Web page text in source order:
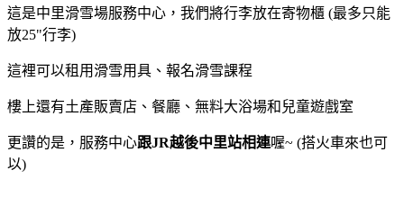
這是中里滑雪場服務中心，我們將行李放在寄物櫃 (最多只能
放25"行李)
這裡可以租用滑雪用具、報名滑雪課程
樓上還有土產販賣店、餐廳、無料大浴場和兒童遊戲室
更讚的是，服務中心跟JR越後中里站相連喔~ (搭火車來也可
以)